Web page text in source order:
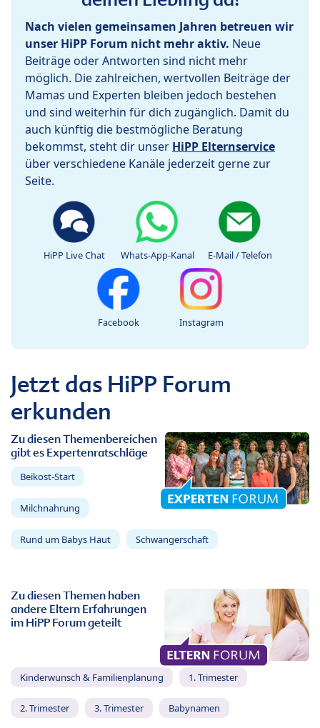
Nach vielen gemeinsamen Jahren betreuen wir
unser HiPP Forum nicht mehr aktiv. Neue
Beiträge oder Antworten sind nicht mehr
möglich. Die zahlreichen, wertvollen Beiträge der
Mamas und Experten bleiben jedoch bestehen
und sind weiterhin für dich zugänglich. Damit du
auch künftig die bestmögliche Beratung
bekommst, steht dir unser HiPP Elternservice
über verschiedene Kanäle jederzeit gerne zur
Seite.
HiPP Live Chat Whats-App-Kanal E-Mail / Telefon
Facebook Instagram
Jetzt das HiPP Forum
erkunden
Zu diesen Themenbereichen
gibt es Expertenratschläge
Beikost-Start
Milchnahrung
Rund um Babys Haut Schwangerschaft
Zu diesen Themen haben
andere Eltern Erfahrungen
im HiPP Forum geteilt
Kinderwunsch & Familienplanung 1. Trimester
2. Trimester 3. Trimester Babynamen